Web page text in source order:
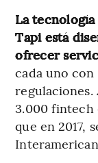
La
Tapi está
ofrecer
cada uno
regulaciones.
3.000 fintech
que en 2017,